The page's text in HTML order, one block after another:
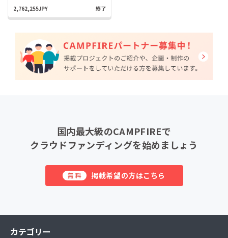
2,762,255JPY 終了
国内最大級のCAMPFIREで
クラウドファンディングを始めましょう
無料 掲載希望の方はこちら
カテゴリー